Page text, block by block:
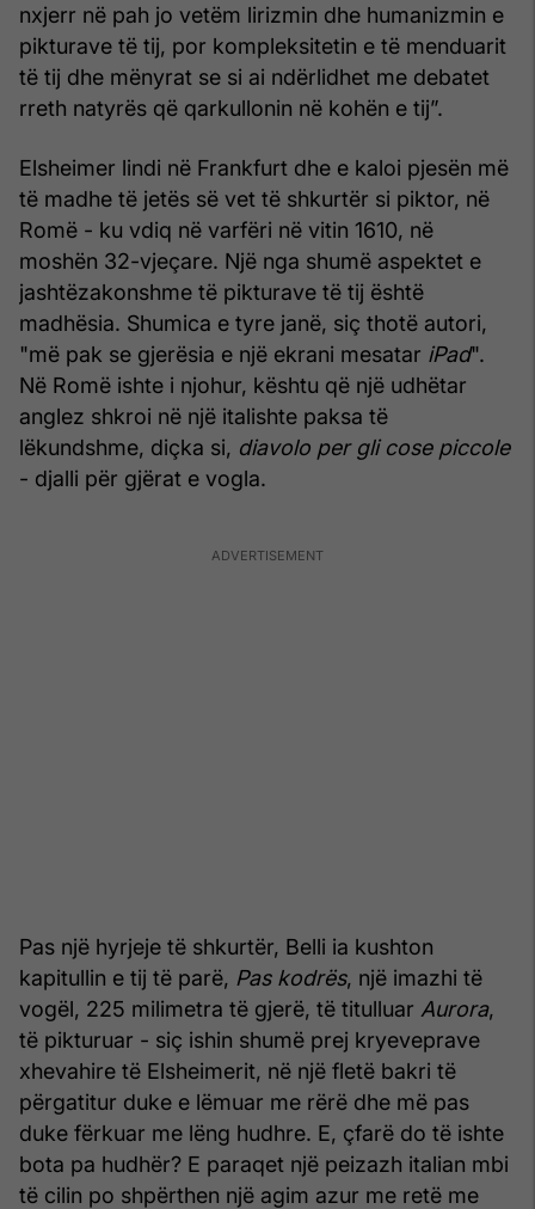
nxjerr në pah jo vetëm lirizmin dhe humanizmin e
pikturave të tij, por kompleksitetin e të menduarit
të tij dhe mënyrat se si ai ndërlidhet me debatet
rreth natyrës që qarkullonin në kohën e tij”.
Elsheimer lindi në Frankfurt dhe e kaloi pjesën më
të madhe të jetës së vet të shkurtër si piktor, në
Romë - ku vdiq në varfëri në vitin 1610, në
moshën 32-vjeçare. Një nga shumë aspektet e
jashtëzakonshme të pikturave të tij është
madhësia. Shumica e tyre janë, siç thotë autori,
"më pak se gjerësia e një ekrani mesatar iPad".
Në Romë ishte i njohur, kështu që një udhëtar
anglez shkroi në një italishte paksa të
lëkundshme, diçka si, diavolo per gli cose piccole
- djalli për gjërat e vogla.
Pas një hyrjeje të shkurtër, Belli ia kushton
kapitullin e tij të parë, Pas kodrës, një imazhi të
vogël, 225 milimetra të gjerë, të titulluar Aurora,
të pikturuar - siç ishin shumë prej kryeveprave
xhevahire të Elsheimerit, në një fletë bakri të
përgatitur duke e lëmuar me rërë dhe më pas
duke fërkuar me lëng hudhre. E, çfarë do të ishte
bota pa hudhër? E paraqet një peizazh italian mbi
të cilin po shpërthen një agim azur me retë me